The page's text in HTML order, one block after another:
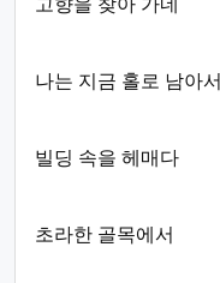
고향을 찾아 가네
나는 지금 홀로 남아서
빌딩 속을 헤매다
초라한 골목에서